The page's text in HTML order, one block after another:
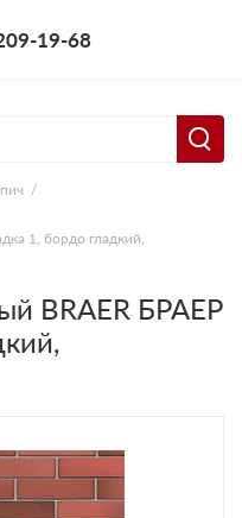
19-68
1, бордо гладкий,
BRAER БРАЕР